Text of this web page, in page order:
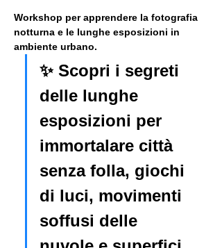
Workshop per apprendere la fotografia
notturna e le lunghe esposizioni in
ambiente urbano.
✨ Scopri i segreti
delle lunghe
esposizioni per
immortalare città
senza folla, giochi
di luci, movimenti
soffusi delle